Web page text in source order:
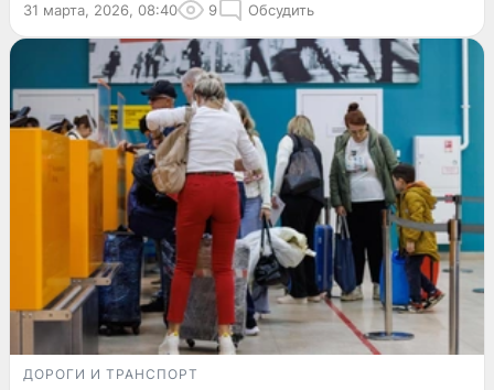
31 марта, 2026, 08:40 9 Обсудить
ДОРОГИ И ТРАНСПОРТ